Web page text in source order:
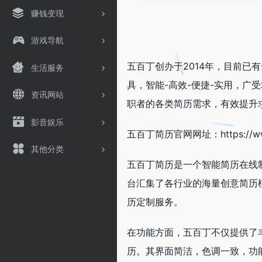
赚钱变现
游戏导航
生活服务
资讯网站
影音娱乐
其他分类
五百丁创办于2014年，目前已
具，智能-高效-便捷-实用，广
职者的各类简历需求，有效提
五百丁简历官网网址：https://
五百丁简历是一个智能简历在
台汇集了各行业的海量创意简
历定制服务。
在功能方面，五百丁不仅提供
历。其界面简洁，色调一致，